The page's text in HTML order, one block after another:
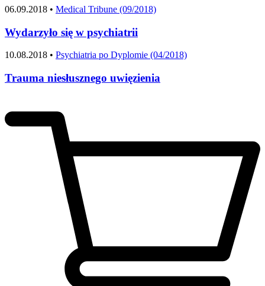
06.09.2018 • Medical Tribune (09/2018)
Wydarzyło się w psychiatrii
10.08.2018 • Psychiatria po Dyplomie (04/2018)
Trauma niesłusznego uwięzienia